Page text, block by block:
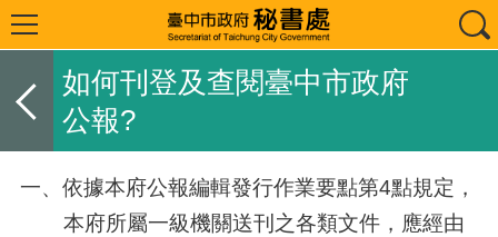
如何刊登及查閱臺中市政府
公報?
一、依據本府公報編輯發行作業要點第4點規定，
本府所屬一級機關送刊之各類文件，應經由